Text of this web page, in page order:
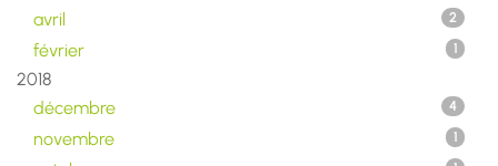
avril 2
février 1
2018
décembre
4
novembre 1